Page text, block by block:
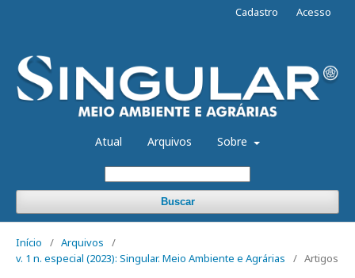
Atual Arquivos Sobre
Buscar
Cadastro Acesso
Início / Arquivos
/
v. 1 n. especial (2023): Singular. Meio Ambiente e Agrárias
/ Artigos